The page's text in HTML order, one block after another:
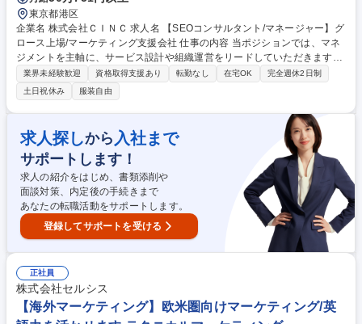
東京都港区
企業名 株式会社ＣＩＮＣ 求人名 【SEOコンサルタント/マネージャー】グ
ロース上場/マーケティング支援会社 仕事の内容 当ポジションでは、マネ
ジメントを主軸に、サービス設計や組織運営をリードしていただきます。
必要に応じてプレーヤーとして案件に関与し、SEO領域における戦略設
計・実行支援を担っていただきます。 ■サービス設計・開発 ■数値管理・
データドリブンな改善 ■AIネイティブな業務推進 ■ヒューマンマネジメン
ト・組織拡大 ■補完的なプレーヤー業務 募集職種 【SEOコンサルタント/
マネージャー】グロース上場/マーケティング支援会社
業界未経験歓迎 資格取得支援あり 転勤なし 在宅OK
完全週休2日制
土日祝休み
服装自由
求人探しから 入社まで
サポートします！
求人の紹介をはじめ、書類添削や
面談対策、内定後の手続きまで
あなたの転職活動をサポートします。
登録してサポートを受ける
正社員
株式会社セルシス
【海外マーケティング】欧米圏向けマーケティング/英